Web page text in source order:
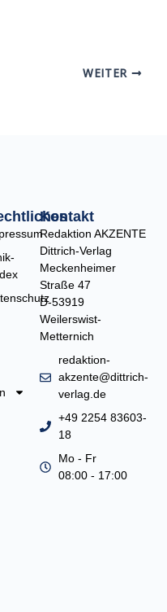
WEITER
Kontakt
Redaktion AKZENTE
Dittrich-Verlag
Meckenheimer
Straße 47
D-53919
Weilerswist-
Metternich
redaktion-
akzente@dittrich-
verlag.de
+49 2254 83603-
18
Mo - Fr
08:00 - 17:00